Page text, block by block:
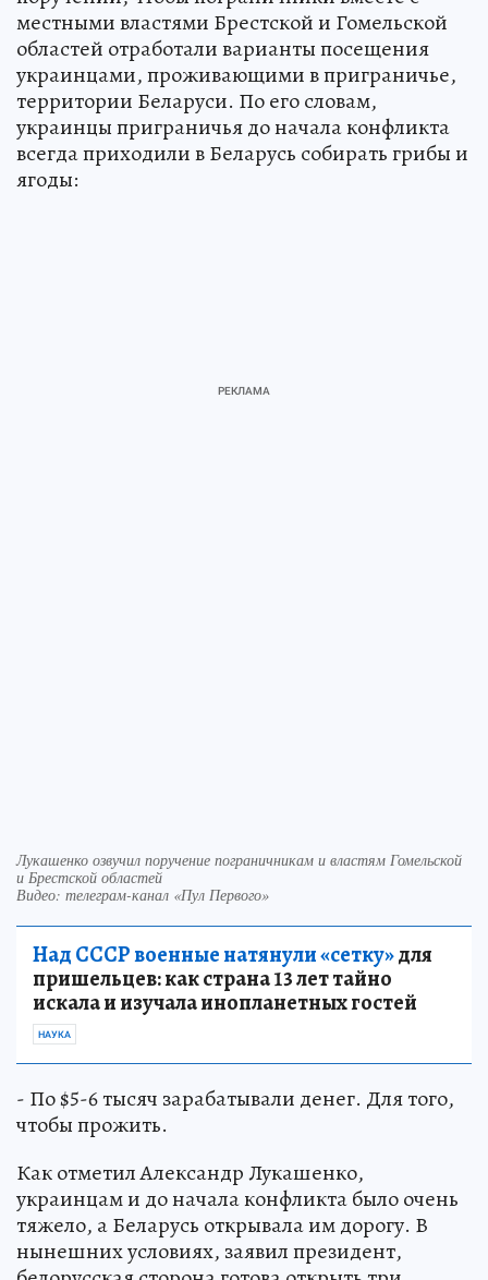
местными властями Брестской и Гомельской
областей отработали варианты посещения
украинцами, проживающими в приграничье,
территории Беларуси. По его словам,
украинцы приграничья до начала конфликта
всегда приходили в Беларусь собирать грибы и
ягоды:
Лукашенко озвучил поручение пограничникам и властям Гомельской
и Брестской областей
Видео: телеграм-канал «Пул Первого»
Над СССР военные натянули «сетку»для
пришельцев: как страна 13 лет тайно
искала и изучала инопланетных гостей
НАУКА
- По $5-6 тысяч зарабатывали денег. Для того,
чтобы прожить.
Как отметил Александр Лукашенко,
украинцам и до начала конфликта было очень
тяжело, а Беларусь открывала им дорогу. В
нынешних условиях, заявил президент,